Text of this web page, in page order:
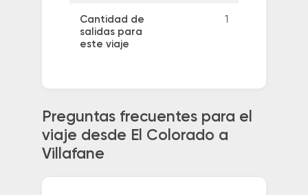
Cantidad de
salidas para
este viaje
1
Preguntas frecuentes para el
viaje desde El Colorado a
Villafane